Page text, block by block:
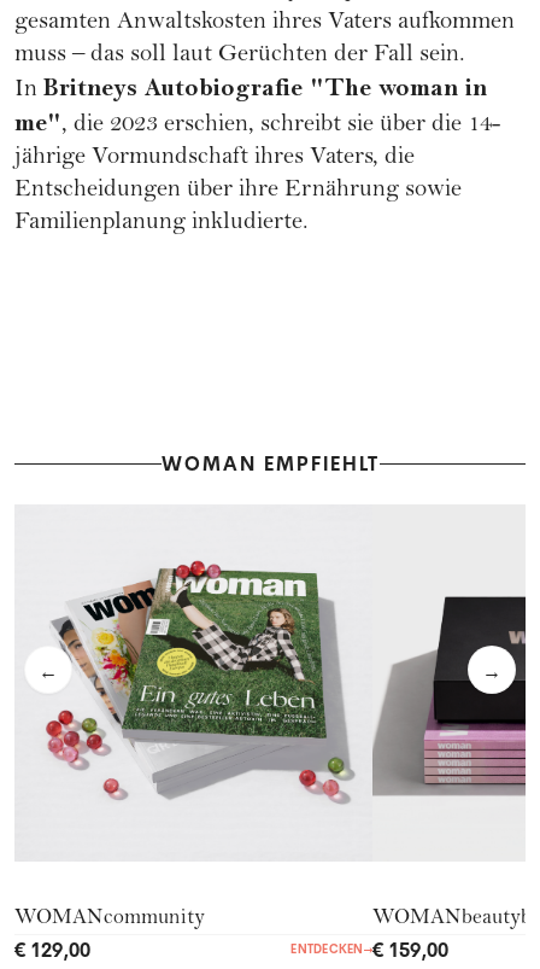
gesamten Anwaltskosten ihres Vaters aufkommen
muss – das soll laut Gerüchten der Fall sein.
In Britneys Autobiografie "The woman in
me", die 2023 erschien, schreibt sie über die 14-
jährige Vormundschaft ihres Vaters, die
Entscheidungen über ihre Ernährung sowie
Familienplanung inkludierte.
WOMAN EMPFIEHLT
← →
WOMANcommunity
€ 129,00 ENTDECKEN →€ 159,00